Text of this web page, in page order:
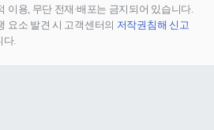
이용, 무단 전재∙배포는 금지되어 있습니다.
요소 발견 시 고객센터의 저작권침해 신고
다.